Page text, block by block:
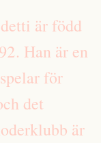
är född
Han är en
för
det
är